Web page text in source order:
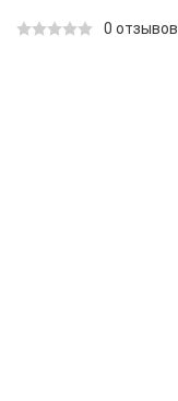
0 отзывов